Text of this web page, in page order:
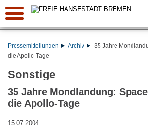
Suche:
Pressemitteilungen Archiv
35 Jahre
die Apollo-Tage
Sonstige
35 Jahre Mondlandung:
die Apollo-Tage
15.07.2004